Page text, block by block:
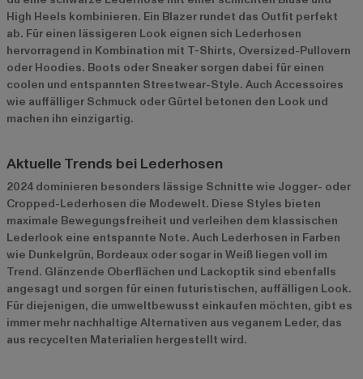
High Heels kombinieren. Ein Blazer rundet das Outfit perfekt
ab. Für einen lässigeren Look eignen sich Lederhosen
hervorragend in Kombination mit T-Shirts, Oversized-Pullovern
oder Hoodies. Boots oder Sneaker sorgen dabei für einen
coolen und entspannten Streetwear-Style. Auch Accessoires
wie auffälliger Schmuck oder Gürtel betonen den Look und
machen ihn einzigartig.
Aktuelle Trends bei Lederhosen
2024 dominieren besonders lässige Schnitte wie Jogger- oder
Cropped-Lederhosen die Modewelt. Diese Styles bieten
maximale Bewegungsfreiheit und verleihen dem klassischen
Lederlook eine entspannte Note. Auch Lederhosen in Farben
wie Dunkelgrün, Bordeaux oder sogar in Weiß liegen voll im
Trend. Glänzende Oberflächen und Lackoptik sind ebenfalls
angesagt und sorgen für einen futuristischen, auffälligen Look.
Für diejenigen, die umweltbewusst einkaufen möchten, gibt es
immer mehr nachhaltige Alternativen aus veganem Leder, das
aus recycelten Materialien hergestellt wird.